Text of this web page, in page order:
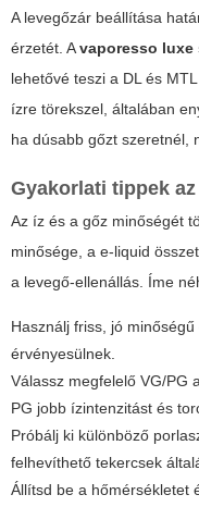
A levegőzár beállítása
érzetét. Avaporesso luxe
lehetővé teszi a DL és
ízre törekszel, általában
ha dúsabb gőzt szeretnél,
Gyakorlati tippek
Az íz és a gőz minőségét
minősége, a e-liquid
a levegő-ellenállás. Íme
Használj friss, jó
érvényesülnek.
Válassz megfelelő VG/PG
PG jobb ízintenzitást és
Próbálj ki különböző
felhevíthető tekercsek
Állítsd be a hőmérsékletet